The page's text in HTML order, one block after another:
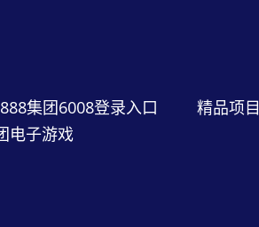
集团6008登录入口 精品项目
电子游戏